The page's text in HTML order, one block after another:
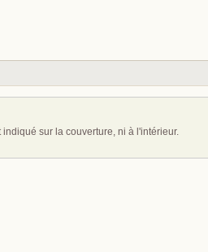
sur la couverture, ni à l'intérieur.